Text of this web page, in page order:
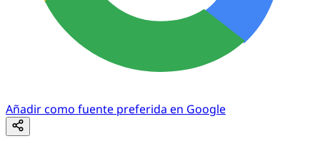
Añadir como fuente preferida en Google